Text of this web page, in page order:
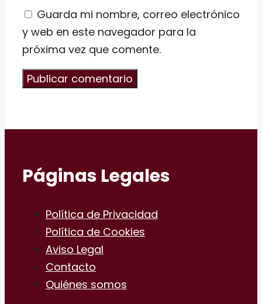
Guarda mi nombre, correo electrónico
y web en este navegador para la
próxima vez que comente.
Páginas Legales
Política de Privacidad
Política de Cookies
Aviso Legal
Contacto
Quiénes somos